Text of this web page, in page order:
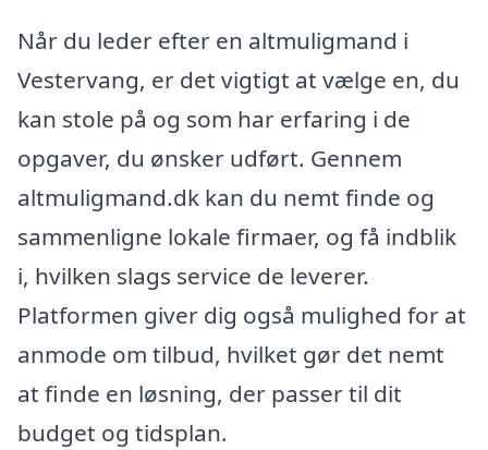
Når du leder efter en altmuligmand i
Vestervang, er det vigtigt at vælge en, du
kan stole på og som har erfaring i de
opgaver, du ønsker udført. Gennem
altmuligmand.dk kan du nemt finde og
sammenligne lokale firmaer, og få indblik
i, hvilken slags service de leverer.
Platformen giver dig også mulighed for at
anmode om tilbud, hvilket gør det nemt
at finde en løsning, der passer til dit
budget og tidsplan.